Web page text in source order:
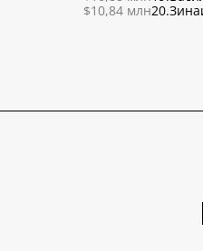
$10,84 млн20.